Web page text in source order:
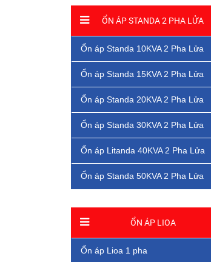
ỔN ÁP STANDA 2 PHA LỬA
Ổn áp Standa 10KVA 2 Pha Lửa
Ổn áp Standa 15KVA 2 Pha Lửa
Ổn áp Standa 20KVA 2 Pha Lửa
Ổn áp Standa 30KVA 2 Pha Lửa
Ổn áp Litanda 40KVA 2 Pha Lửa
Ổn áp Standa 50KVA 2 Pha Lửa
ỔN ÁP LIOA
Ổn áp Lioa 1 pha